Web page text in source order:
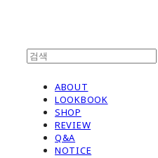
ABOUT
LOOKBOOK
SHOP
REVIEW
Q&A
NOTICE